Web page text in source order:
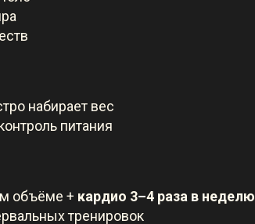
набирает вес
питания
объёме + кардио 3–4 раза в неделю
тренировок